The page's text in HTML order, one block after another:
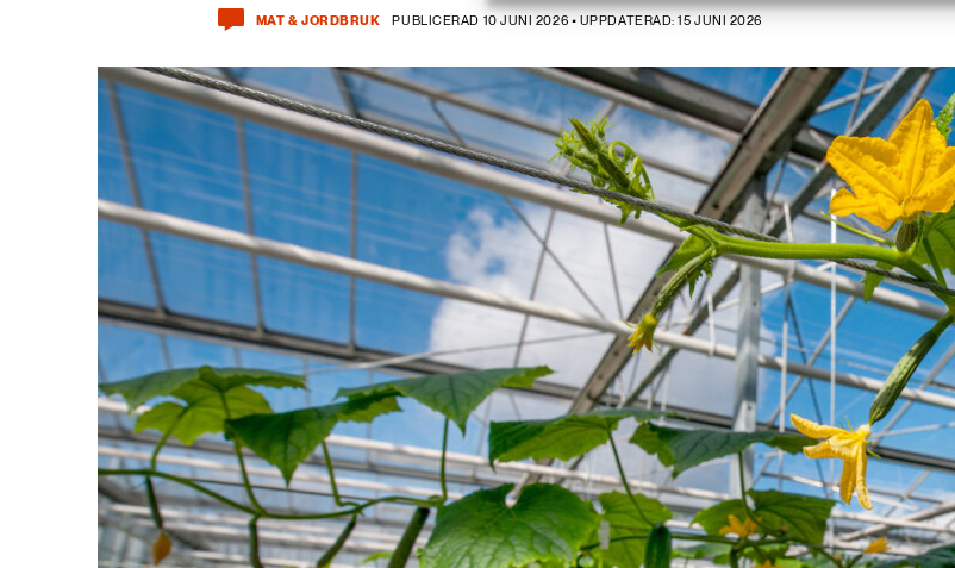
MAT & JORDBRUK PUBLICERAD 10 JUNI 2026 • UPPDATERAD: 15 JUNI 2026